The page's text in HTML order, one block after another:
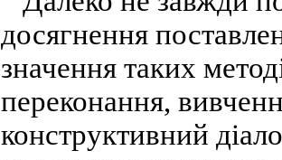
досягнення
значення таких
переконання,
конструктивний